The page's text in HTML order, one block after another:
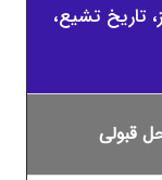
تاریخ تشیع،
قبولی